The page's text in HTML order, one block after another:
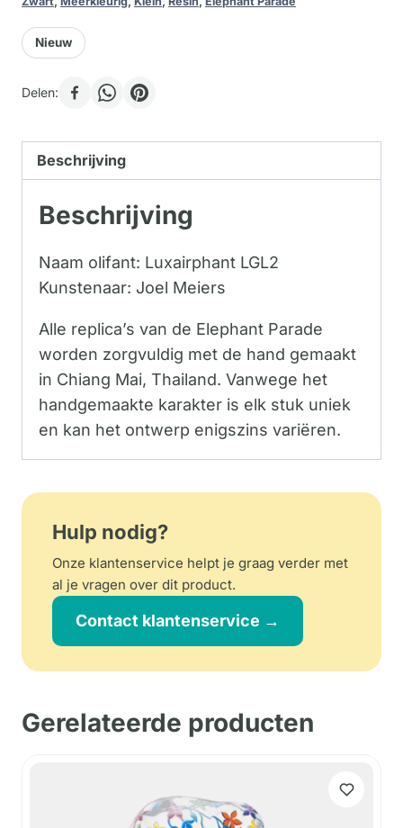
Nieuw
Delen:
Beschrijving
Beschrijving
Naam olifant: Luxairphant LGL2
Kunstenaar: Joel Meiers
Alle replica’s van de Elephant Parade
worden zorgvuldig met de hand gemaakt
in Chiang Mai, Thailand. Vanwege het
handgemaakte karakter is elk stuk uniek
en kan het ontwerp enigszins variëren.
Hulp nodig?
Onze klantenservice helpt je graag verder met
al je vragen over dit product.
Contact klantenservice →
Gerelateerde producten